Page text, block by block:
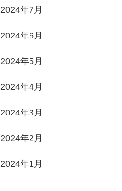
2024年7月
2024年6月
2024年5月
2024年4月
2024年3月
2024年2月
2024年1月